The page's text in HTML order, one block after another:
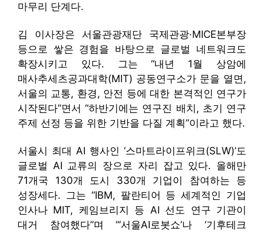
마무리 단계다.
김 이사장은 서울관광재단 국제관광·MICE본부장
등으로 쌓은 경험을 바탕으로 글로벌 네트워크도
확장시키고 있다. 그는 “내년 1월 상암에
매사추세츠공과대학(MIT) 공동연구소가 문을 열면,
서울의 교통, 환경, 안전 등에 대한 본격적인 연구가
시작된다”면서 “하반기에는 연구진 배치, 초기 연구
주제 선정 등을 위한 기반을 다질 계획”이라고 했다.
서울시 최대 AI 행사인 ‘스마트라이프위크(SLW)’도
글로벌 AI 교류의 장으로 자리 잡고 있다. 올해만
71개국 130개 도시 330개 기업이 참여하는 등
성장세다. 그는 “IBM, 팔란티어 등 세계적인 기업
인사나 MIT, 케임브리지 등 AI 선도 연구 기관이
대거 참여했다”며 “‘서울AI로봇쇼’나 ‘기후테크